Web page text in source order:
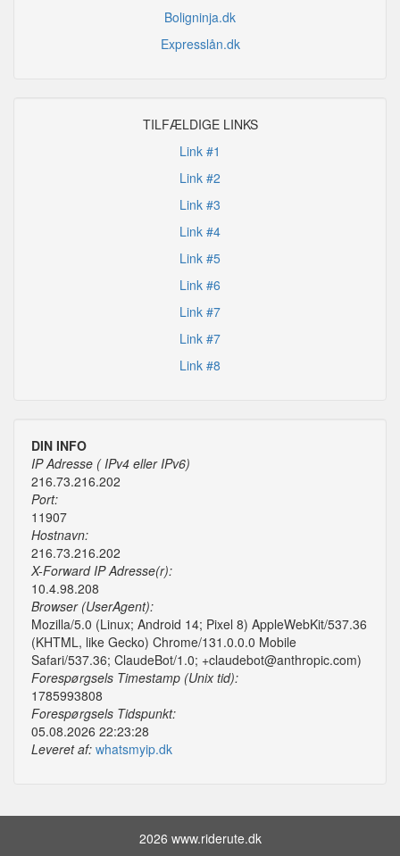
Boligninja.dk
Expresslån.dk
TILFÆLDIGE LINKS
Link #1
Link #2
Link #3
Link #4
Link #5
Link #6
Link #7
Link #7
Link #8
DIN INFO
IP Adresse ( IPv4 eller IPv6)
216.73.216.202
Port:
11907
Hostnavn:
216.73.216.202
X-Forward IP Adresse(r):
10.4.98.208
Browser (UserAgent):
Mozilla/5.0 (Linux; Android 14; Pixel 8) AppleWebKit/537.36
(KHTML, like Gecko) Chrome/131.0.0.0 Mobile
Safari/537.36; ClaudeBot/1.0; +claudebot@anthropic.com)
Forespørgsels Timestamp (Unix tid):
1785993808
Forespørgsels Tidspunkt:
05.08.2026 22:23:28
Leveret af: whatsmyip.dk
2026 www.riderute.dk